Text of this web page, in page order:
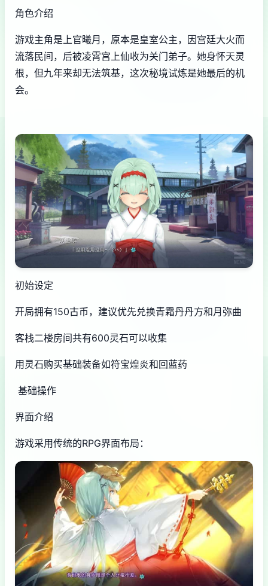
角色介绍
游戏主角是上官曦月，原本是皇室公主，因宫廷大火而
流落民间，后被凌霄宫上仙收为关门弟子。她身怀天灵
根，但九年来却无法筑基，这次秘境试炼是她最后的机
会。
初始设定
开局拥有150古币，建议优先兑换青霜丹丹方和月弥曲
客栈二楼房间共有600灵石可以收集
用灵石购买基础装备如符宝煌炎和回蓝药
基础操作
界面介绍
游戏采用传统的RPG界面布局：